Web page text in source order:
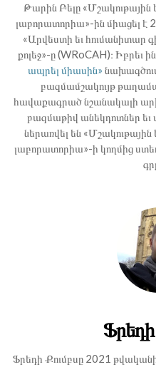
Թարին Բելը
լաբորատորիա»-ին միացել է
«Արվեստի եւ հումանիտար
քոլեջ»-ը (WRoCAH)։ Իբրեւ
ապրել միասին»
բազմամշակույթ
հավաքագրած նշանակալի
բազմաթիվ անեկդոտներ եւ
ներառվել են
լաբորատորիա»-ի կողմից
Ֆրեդի Քումբսը 2021